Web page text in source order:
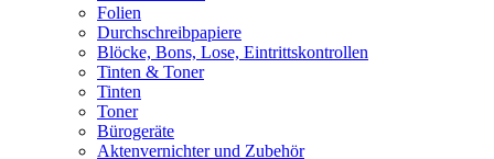
Folien
Durchschreibpapiere
Blöcke, Bons, Lose, Eintrittskontrollen
Tinten & Toner
Tinten
Toner
Bürogeräte
Aktenvernichter und Zubehör